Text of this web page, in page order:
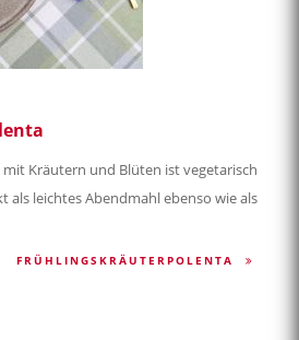
Kräutern und Blüten ist vegetarisch
als leichtes Abendmahl ebenso wie als
FRÜHLINGSKRÄUTERPOLENTA